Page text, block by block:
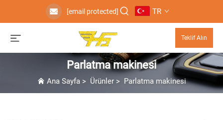
[email protected] TR
Teklif Alın
Parlatma makinesi
Ana Sayfa > Ürünler> Parlatma makinesi